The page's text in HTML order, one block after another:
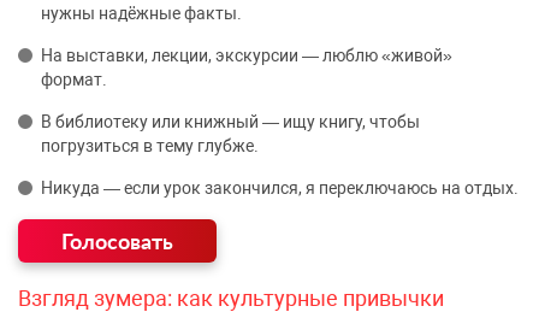
нужны надёжные факты.
На выставки, лекции, экскурсии — люблю «живой»
формат.
В библиотеку или книжный — ищу книгу, чтобы
погрузиться в тему глубже.
Никуда — если урок закончился, я переключаюсь на отдых.
Взгляд зумера: как культурные привычки